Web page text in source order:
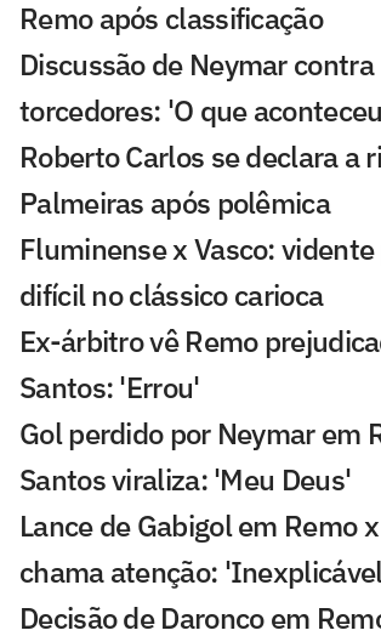
Remo após classificação
Discussão de Neymar
torcedores: 'O que
Roberto Carlos se declara a
Palmeiras após polêmica
Fluminense x Vasco:
difícil no clássico carioca
Ex-árbitro vê Remo
Santos: 'Errou'
Gol perdido por Neymar em
Santos viraliza: 'Meu Deus'
Lance de Gabigol em Remo
chama atenção:
Decisão de Daronco em